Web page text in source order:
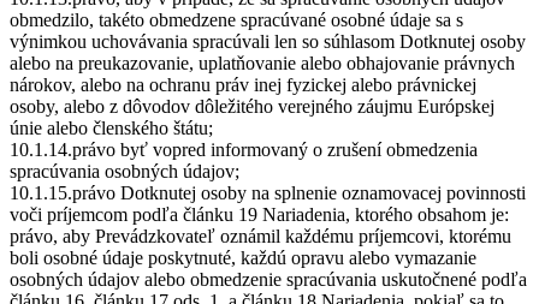
obmedzilo, takéto obmedzene spracúvané osobné údaje sa s
výnimkou uchovávania spracúvali len so súhlasom Dotknutej osoby
alebo na preukazovanie, uplatňovanie alebo obhajovanie právnych
nárokov, alebo na ochranu práv inej fyzickej alebo právnickej
osoby, alebo z dôvodov dôležitého verejného záujmu Európskej
únie alebo členského štátu;
10.1.14.právo byť vopred informovaný o zrušení obmedzenia
spracúvania osobných údajov;
10.1.15.právo Dotknutej osoby na splnenie oznamovacej povinnosti
voči príjemcom podľa článku 19 Nariadenia, ktorého obsahom je:
právo, aby Prevádzkovateľ oznámil každému príjemcovi, ktorému
boli osobné údaje poskytnuté, každú opravu alebo vymazanie
osobných údajov alebo obmedzenie spracúvania uskutočnené podľa